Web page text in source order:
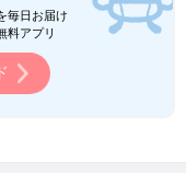
毎日お届け
料アプリ